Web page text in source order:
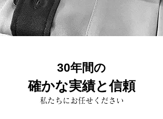
30年間の
​確かな実績と信頼
私たちにお任せください